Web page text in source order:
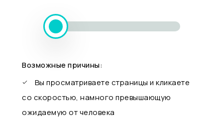
Возможные причины:
Вы просматриваете страницы и кликаете
со скоростью, намного превышающую
ожидаемую от человека